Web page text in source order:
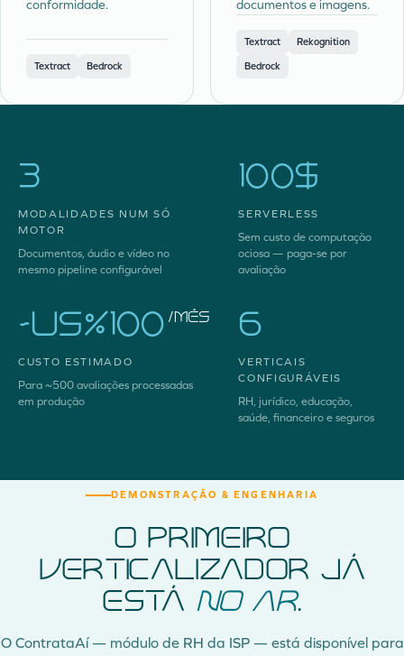
conformidade.
Textract Bedrock
documentos e imagens.
Textract Rekognition
Bedrock
3
MODALIDADES NUM SÓ
MOTOR
Documentos, áudio e vídeo no
mesmo pipeline configurável
100%
SERVERLESS
Sem custo de computação
ociosa — paga-se por
avaliação
~US$100 /mês
CUSTO ESTIMADO
Para ~500 avaliações processadas
em produção
6
VERTICAIS
CONFIGURÁVEIS
RH, jurídico, educação,
saúde, financeiro e seguros
DEMONSTRAÇÃO & ENGENHARIA
O primeiro
verticalizador já
está no ar.
O ContrataAí — módulo de RH da ISP — está disponível para